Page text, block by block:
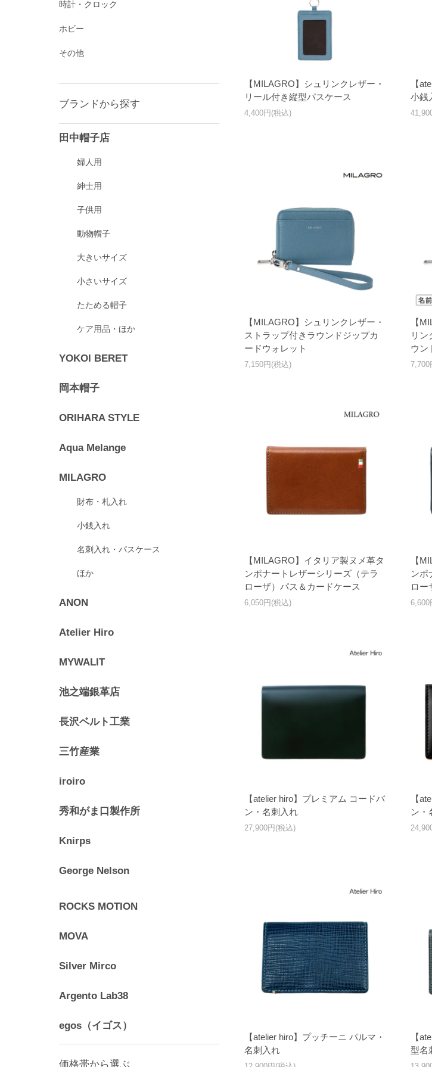
【MILAGRO】シュリンクレザー・
リール付き縦型パスケース
4,400円(税込)
【
小銭
【MILAGRO】シュリンクレザー・
ストラップ付きラウンドジップカ
ードウォレット
7,150円(税込)
【
リン
ウン
7,700
【MILAGRO】イタリア製ヌメ革タ
ンポナートレザーシリーズ（テラ
ローザ）パス＆カードケース
6,050円(税込)
【
ンポ
ロー
6,600
【atelier hiro】プレミアム コードバ
ン・名刺入れ
27,900円(税込)
【
ン・
【atelier hiro】プッチーニ パルマ・
名刺入れ
【
型名
時計・クロック
ホビー
その他
ブランドから探す
田中帽子店
婦人用
紳士用
子供用
動物帽子
大きいサイズ
小さいサイズ
たためる帽子
ケア用品・ほか
YOKOI BERET
岡本帽子
ORIHARA STYLE
Aqua Melange
MILAGRO
財布・札入れ
小銭入れ
名刺入れ・パスケース
ほか
ANON
Atelier Hiro
MYWALIT
池之端銀革店
長沢ベルト工業
三竹産業
iroiro
秀和がま口製作所
Knirps
George Nelson
ROCKS MOTION
MOVA
Silver Mirco
Argento Lab38
egos（イゴス）
価格帯から選ぶ